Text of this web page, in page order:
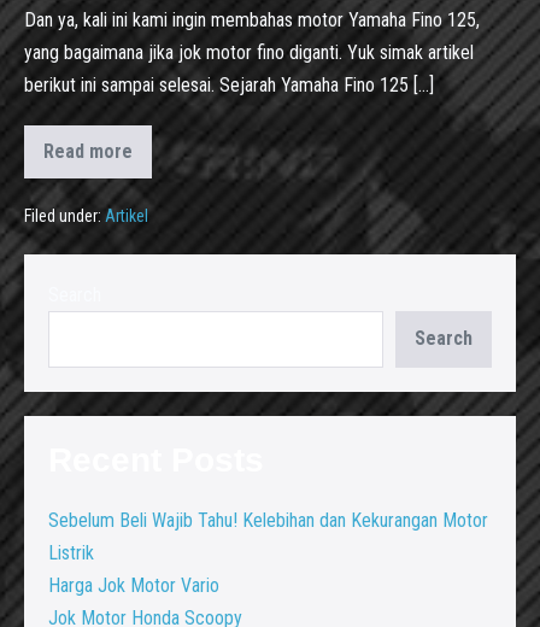
Dan ya, kali ini kami ingin membahas motor Yamaha Fino 125,
yang bagaimana jika jok motor fino diganti. Yuk simak artikel
berikut ini sampai selesai. Sejarah Yamaha Fino 125 […]
Read more
Filed under: Artikel
Search
Sebelum Beli Wajib Tahu! Kelebihan dan Kekurangan Motor
Listrik
Harga Jok Motor Vario
Jok Motor Honda Scoopy